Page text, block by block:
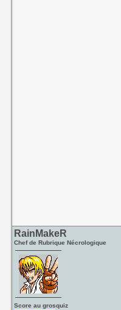
RainMakeR
Chef de Rubrique Nécrologique
Score au grosquiz